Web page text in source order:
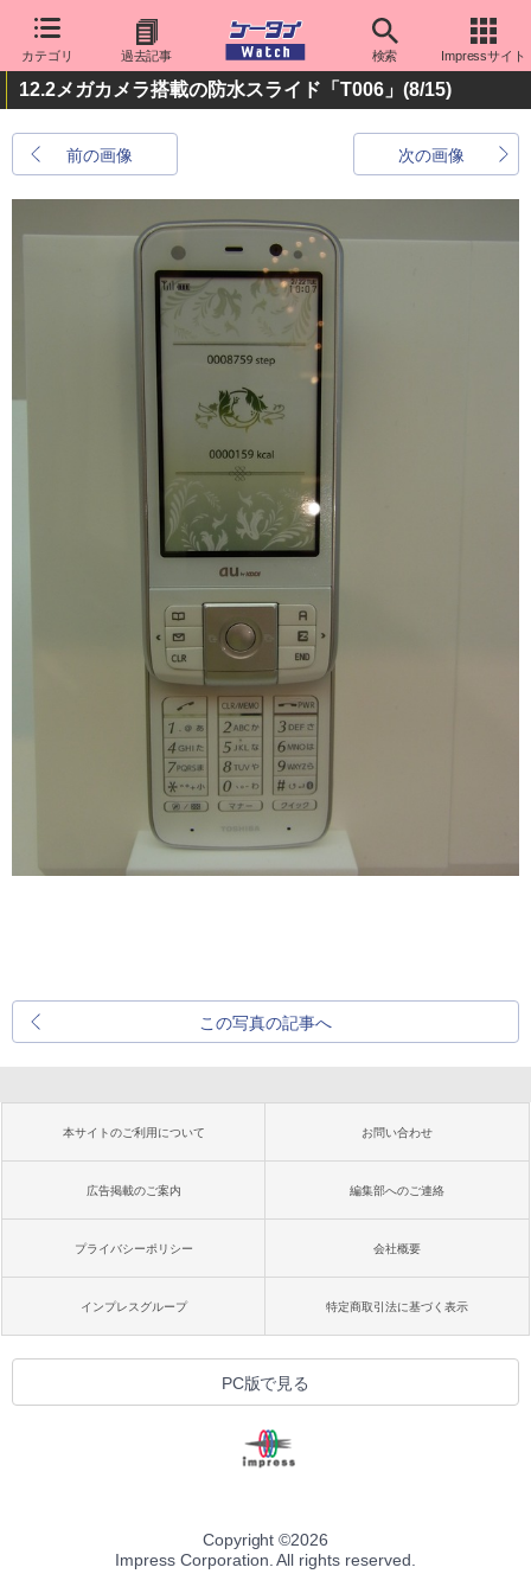
カテゴリ 過去記事 検索 Impressサイト
12.2メガカメラ搭載の防水スライド「T006」 (8/15)
前の画像 次の画像
この写真の記事へ
本サイトのご利用について お問い合わせ
広告掲載のご案内 編集部へのご連絡
プライバシーポリシー 会社概要
インプレスグループ 特定商取引法に基づく表示
PC版で見る
Copyright ©2026
Impress Corporation. All rights reserved.